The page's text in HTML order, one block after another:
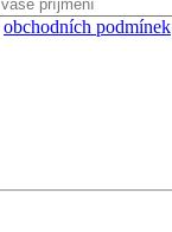
obchodních podmínek